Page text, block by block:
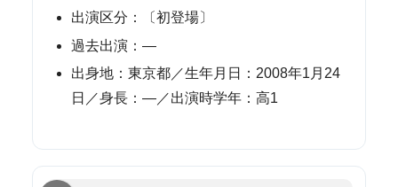
出演区分：〔初登場〕
過去出演：—
出身地：東京都／生年月日：2008年1月24
日／身長：—／出演時学年：高1